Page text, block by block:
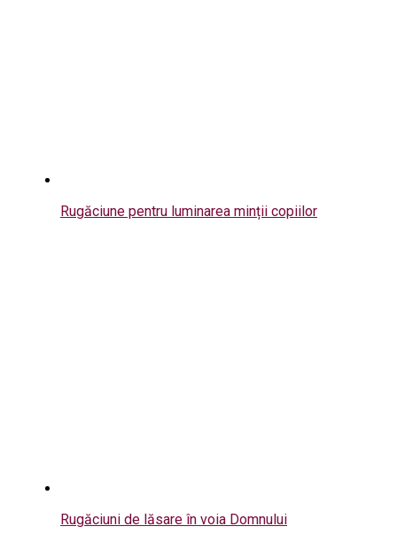
Rugăciune pentru luminarea minții copiilor
Rugăciuni de lăsare în voia Domnului